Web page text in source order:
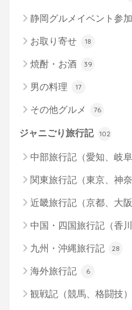
静岡グルメイベント参加
お取り寄せ 18
焼酎・お酒 39
男の料理 17
その他グルメ 76
ジャニごり旅行記 102
中部旅行記（愛知、岐阜
関東旅行記（東京、神
近畿旅行記（京都、大阪
中国・四国旅行記（香
九州・沖縄旅行記 28
海外旅行記 6
観戦記（競馬、格闘技）